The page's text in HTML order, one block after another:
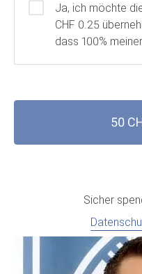
Ja, ich möchte
CHF 0.25
dass 100%
50
Sicher